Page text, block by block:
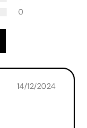
0
14/12/2024